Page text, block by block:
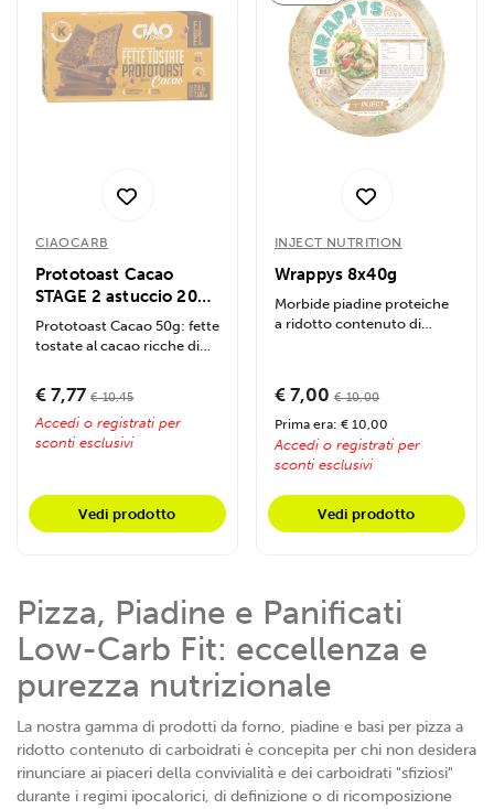
CIAOCARB
Prototoast Cacao
STAGE 2 astuccio 200g
4 monoporzioni da 50g
Prototoast Cacao 50g: fette
tostate al cacao ricche di
spuntino...
€ 7,77 € 10,45
Accedi o registrati per
sconti esclusivi
Vedi prodotto
INJECT NUTRITION
Wrappys 8x40g
Morbide piadine proteiche
a ridotto contenuto di
€ 7,00 € 10,00
Prima era: € 10,00
Accedi o registrati per
sconti esclusivi
Vedi prodotto
Pizza, Piadine e Panificati
Low-Carb Fit: eccellenza e
purezza nutrizionale
La nostra gamma di prodotti da forno, piadine e basi per pizza a
ridotto contenuto di carboidrati è concepita per chi non desidera
rinunciare ai piaceri della convivialità e dei carboidrati "sfiziosi"
durante i regimi ipocalorici, di definizione o di ricomposizione